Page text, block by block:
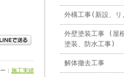
： 施工実績
外構工事(新設、リ
外壁塗装工事 (屋
塗装、防水工事)
解体撤去工事